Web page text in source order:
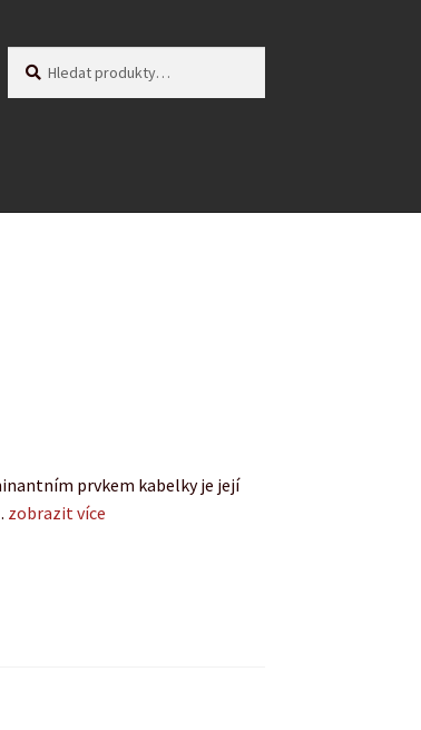
prvkem kabelky je její
zobrazit více